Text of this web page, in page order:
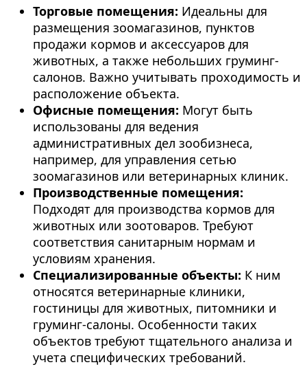
Торговые помещения: Идеальны для
размещения зоомагазинов, пунктов
продажи кормов и аксессуаров для
животных, а также небольших груминг-
салонов. Важно учитывать проходимость и
расположение объекта.
Офисные помещения: Могут быть
использованы для ведения
административных дел зообизнеса,
например, для управления сетью
зоомагазинов или ветеринарных клиник.
Производственные помещения:
Подходят для производства кормов для
животных или зоотоваров. Требуют
соответствия санитарным нормам и
условиям хранения.
Специализированные объекты: К ним
относятся ветеринарные клиники,
гостиницы для животных, питомники и
груминг-салоны. Особенности таких
объектов требуют тщательного анализа и
учета специфических требований.